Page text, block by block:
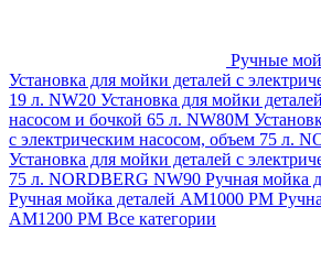
Ручные
Установка для мойки деталей с
19 л. NW20 Установка для мойки
насосом и бочкой 65 л. NW80M
с электрическим насосом, объем 75 л.
Установка для мойки деталей с
75 л. NORDBERG NW90 Ручная мойка
Ручная мойка деталей АМ1000 РМ
АМ1200 РМ Все категории